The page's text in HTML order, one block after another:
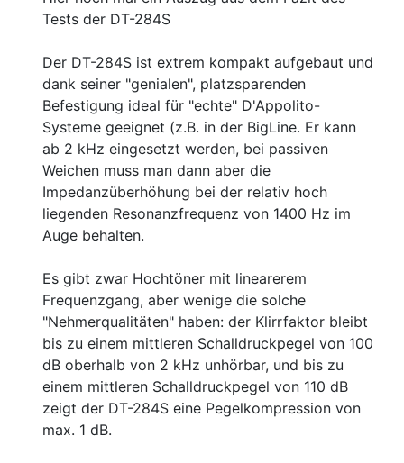
Tests der DT-284S
Der DT-284S ist extrem kompakt aufgebaut und
dank seiner "genialen", platzsparenden
Befestigung ideal für "echte" D'Appolito-
Systeme geeignet (z.B. in der BigLine. Er kann
ab 2 kHz eingesetzt werden, bei passiven
Weichen muss man dann aber die
Impedanzüberhöhung bei der relativ hoch
liegenden Resonanzfrequenz von 1400 Hz im
Auge behalten.
Es gibt zwar Hochtöner mit linearerem
Frequenzgang, aber wenige die solche
"Nehmerqualitäten" haben: der Klirrfaktor bleibt
bis zu einem mittleren Schalldruckpegel von 100
dB oberhalb von 2 kHz unhörbar, und bis zu
einem mittleren Schalldruckpegel von 110 dB
zeigt der DT-284S eine Pegelkompression von
max. 1 dB.